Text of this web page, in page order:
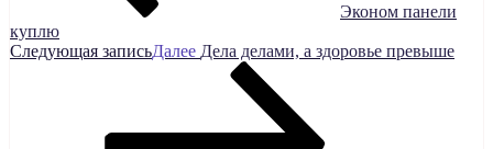
Эконом панели
куплю
Следующая записьДалее Дела делами, а здоровье превыше